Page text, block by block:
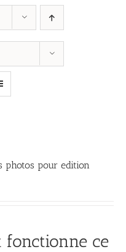
photos pour edition
fonctionne ce